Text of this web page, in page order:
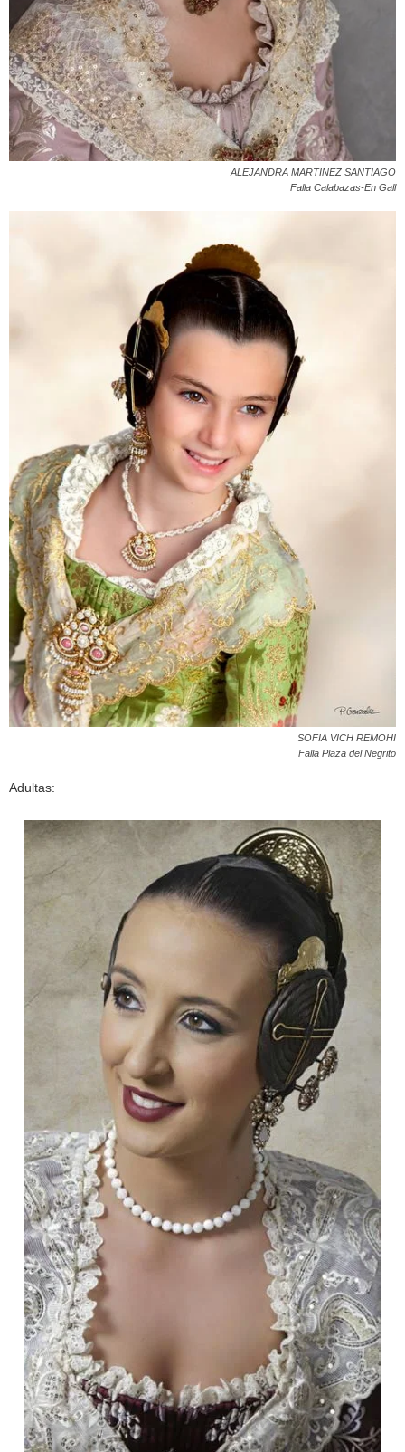
ALEJANDRA MARTINEZ SANTIAGO
Falla Calabazas-En Gall
SOFIA VICH REMOHI
Falla Plaza del Negrito
Adultas: